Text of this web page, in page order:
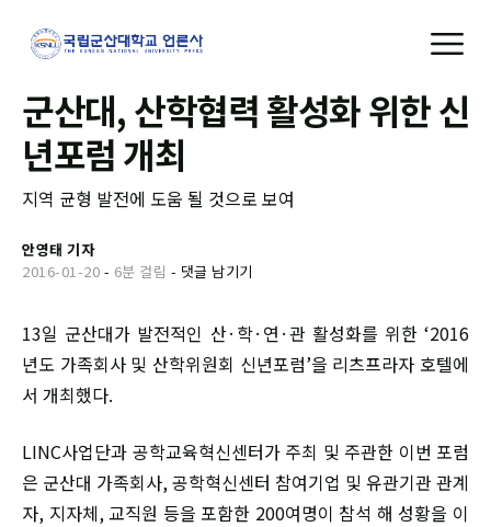
군산대, 산학협력 활성화 위한 신
년포럼 개최
지역 균형 발전에 도움 될 것으로 보여
안영태 기자
2016-01-20 - 6분 걸림 - 댓글 남기기
13일 군산대가 발전적인 산·학·연·관 활성화를 위한 ‘2016
년도 가족회사 및 산학위원회 신년포럼’을 리츠프라자 호텔에
서 개최했다.
LINC사업단과 공학교육혁신센터가 주최 및 주관한 이번 포럼
은 군산대 가족회사, 공학혁신센터 참여기업 및 유관기관 관계
자, 지자체, 교직원 등을 포함한 200여명이 참석 해 성황을 이